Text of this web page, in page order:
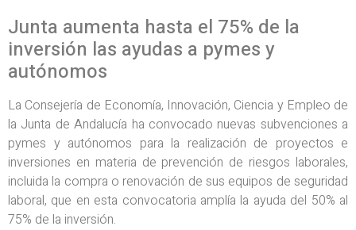
Junta aumenta hasta el 75% de la
inversión las ayudas a pymes y
autónomos
La Consejería de Economía, Innovación, Ciencia y Empleo de
la Junta de Andalucía ha convocado nuevas subvenciones a
pymes y autónomos para la realización de proyectos e
inversiones en materia de prevención de riesgos laborales,
incluida la compra o renovación de sus equipos de seguridad
laboral, que en esta convocatoria amplía la ayuda del 50% al
75% de la inversión.